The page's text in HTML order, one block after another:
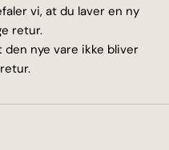
vi, at du laver en ny
retur.
den nye vare ikke bliver